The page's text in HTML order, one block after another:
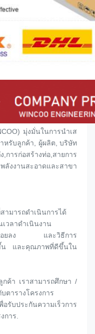
มุ่งมั่นในการนําเส
หรับลูกค้า, ผู้ผลิต, บริษัท
การก่อสร้างท่อ,สายการ
านสะอาดและสาขา
ามารถดําเนินการได้
วลาดําเนินงาน
ที่น้อยลง และวิธีการ
ขึ้น และคุณภาพที่ดีขึ้นใน
ค้า เราสามารถศึกษา /
ตารางโครงการ
บประกันความเร็วการ
การ.